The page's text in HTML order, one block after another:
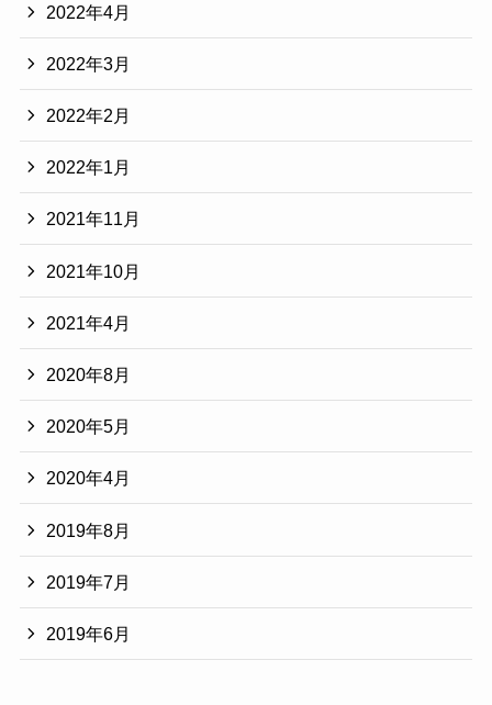
2022年4月
2022年3月
2022年2月
2022年1月
2021年11月
2021年10月
2021年4月
2020年8月
2020年5月
2020年4月
2019年8月
2019年7月
2019年6月